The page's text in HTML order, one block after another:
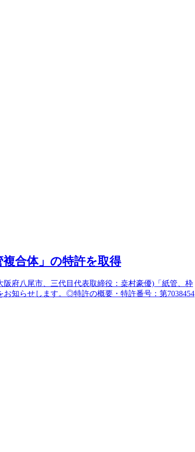
複合体」の特許を取得
府八尾市、三代目代表取締役：桒村豪優)「紙管、枠
知らせします。◎特許の概要・特許番号：第7038454